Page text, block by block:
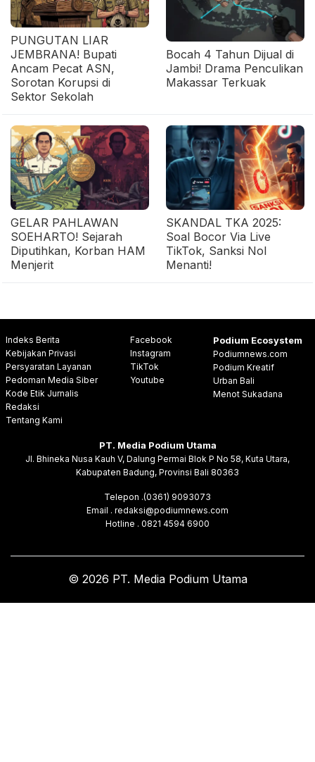
PUNGUTAN LIAR
JEMBRANA! Bupati
Ancam Pecat ASN,
Sorotan Korupsi di
Sektor Sekolah
Bocah 4 Tahun Dijual di
Jambi! Drama Penculikan
Makassar Terkuak
GELAR PAHLAWAN
SOEHARTO! Sejarah
Diputihkan, Korban HAM
Menjerit
SKANDAL TKA 2025:
Soal Bocor Via Live
TikTok, Sanksi Nol
Menanti!
Indeks Berita
Kebijakan Privasi
Persyaratan Layanan
Pedoman Media Siber
Kode Etik Jurnalis
Redaksi
Tentang Kami
Facebook
Instagram
TikTok
Youtube
Podium Ecosystem
Podiumnews.com
Podium Kreatif
Urban Bali
Menot Sukadana
PT. Media Podium Utama
Jl. Bhineka Nusa Kauh V, Dalung Permai Blok P No 58, Kuta Utara,
Kabupaten Badung, Provinsi Bali 80363
Telepon .(0361) 9093073
Email . redaksi@podiumnews.com
Hotline . 0821 4594 6900
© 2026 PT. Media Podium Utama